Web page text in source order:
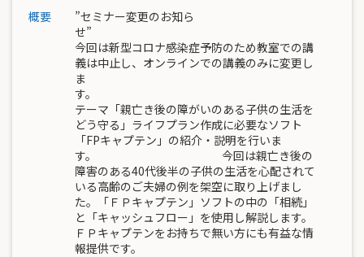
概要
”セミナー変更のお知ら
今回は新型コロナ感染症予防のため教室での講
義は中止し、オンラインでの講義のみに変更し
ま
テーマ「親亡き後の障がいのある子供の生活を
どう守る」ライフプラン作成に必要なソフト
「FPキャプテン」の紹介・説明を行いま
す。 今回は親亡き後の
障害のある40代後半の子供の生活を心配されて
いる高齢のご夫婦の例を架空に取り上げまし
た。「ＦＰキャプテン」ソフトの中の「相続」
と「キャッシュフロー」を使用し解説します。
ＦＰキャプテンをお持ちで無い方にも有益な情
報提供です。